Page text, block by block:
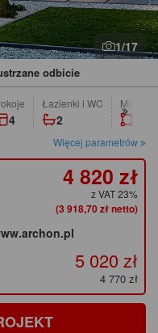
1/17
odbicie
pokoje
4
łazienki i WC
2
Min.
Więcej parametrów
4 820 zł
z VAT 23%
(3 918,70 zł netto)
5 020 zł
4 770 zł